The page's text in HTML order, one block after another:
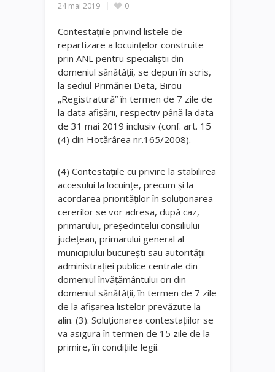
24 mai 2019 0
Contestaţiile privind listele de
repartizare a locuinţelor construite
prin ANL pentru specialiştii din
domeniul sănătăţii, se depun în scris,
la sediul Primăriei Deta, Birou
„Registratură” în termen de 7 zile de
la data afişării, respectiv până la data
de 31 mai 2019 inclusiv (conf. art. 15
(4) din Hotărârea nr.165/2008).
(4) Contestațiile cu privire la stabilirea
accesului la locuințe, precum și la
acordarea priorităților în soluționarea
cererilor se vor adresa, după caz,
primarului, președintelui consiliului
județean, primarului general al
municipiului bucurești sau autorității
administrației publice centrale din
domeniul învățământului ori din
domeniul sănătății, în termen de 7 zile
de la afișarea listelor prevăzute la
alin. (3). Soluționarea contestațiilor se
va asigura în termen de 15 zile de la
primire, în condițiile legii.